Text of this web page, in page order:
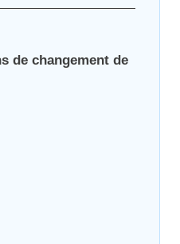
de changement de